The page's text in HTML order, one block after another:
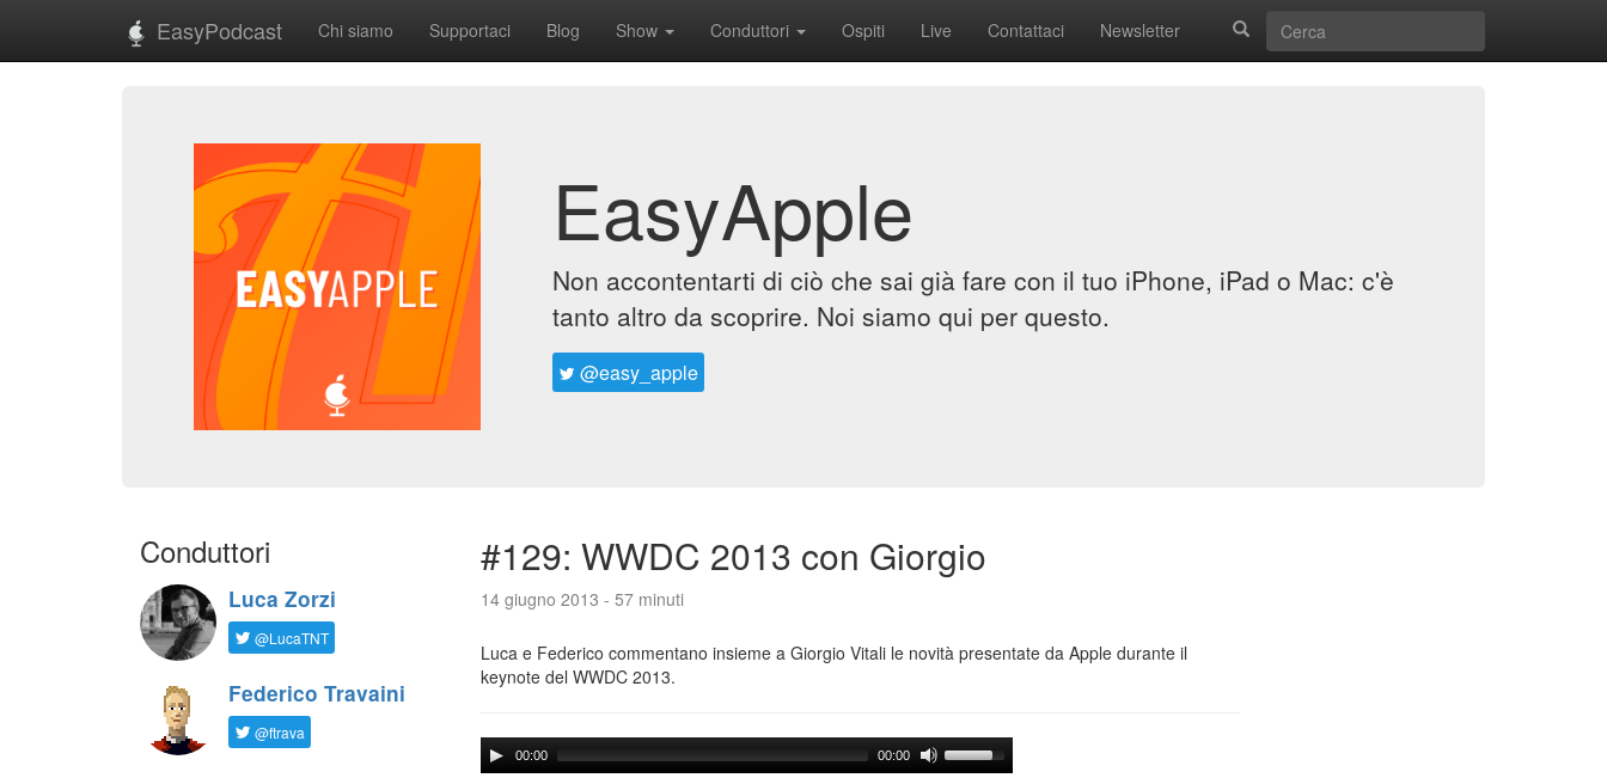
EasyPodcast Chi siamo Supportaci Blog Show Conduttori Ospiti Live Contattaci Newsletter
EasyApple
Non accontentarti di ciò che sai già fare con il tuo iPhone, iPad o Mac: c'è
tanto altro da scoprire. Noi siamo qui per questo.
@easy_apple
Conduttori
Luca Zorzi
@LucaTNT
Federico Travaini
@ftrava
#129: WWDC 2013 con Giorgio
14 giugno 2013 - 57 minuti
Luca e Federico commentano insieme a Giorgio Vitali le novità presentate da Apple durante il
keynote del WWDC 2013.
00:00 00:00